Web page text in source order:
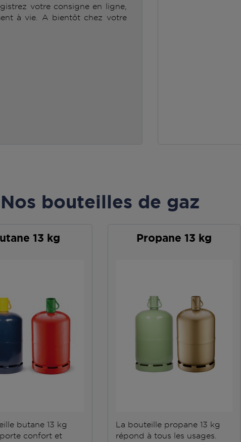
votre consigne en ligne,
à vie. A bientôt chez votre
Nos bouteilles de gaz
13 kg
butane 13 kg
confort et
Propane 13 kg
La bouteille propane 13 kg
répond à tous les usages.